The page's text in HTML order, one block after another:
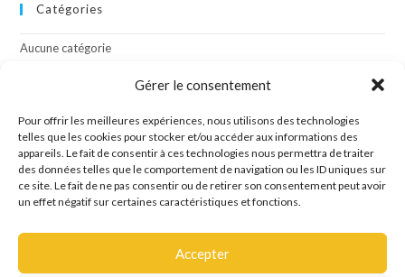
Gérer le consentement
Pour offrir les meilleures expériences, nous utilisons des technologies
telles que les cookies pour stocker et/ou accéder aux informations des
appareils. Le fait de consentir à ces technologies nous permettra de traiter
des données telles que le comportement de navigation ou les ID uniques sur
ce site. Le fait de ne pas consentir ou de retirer son consentement peut avoir
un effet négatif sur certaines caractéristiques et fonctions.
Accepter
Catégories
Aucune catégorie
Connexion
Flux des publications
Flux des commentaires
Site de WordPress-FR